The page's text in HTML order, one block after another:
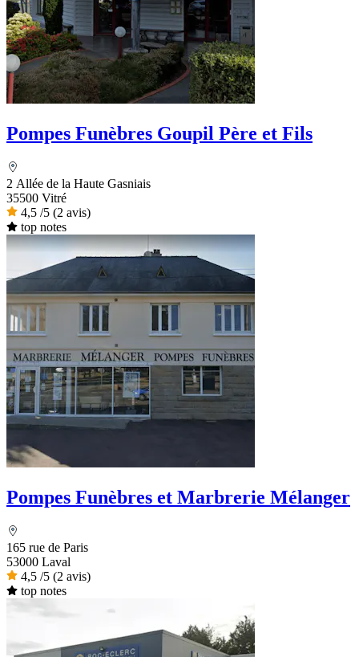
Pompes Funèbres Goupil Père et Fils
2 Allée de la Haute Gasniais
35500 Vitré
4,5 /5 (2 avis)
top notes
Pompes Funèbres et Marbrerie Mélanger
165 rue de Paris
53000 Laval
4,5 /5 (2 avis)
top notes